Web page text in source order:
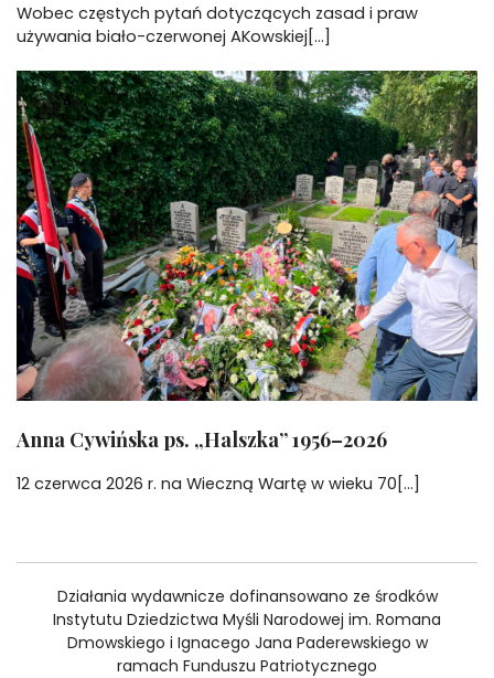
Wobec częstych pytań dotyczących zasad i praw
używania biało-czerwonej AKowskiej[...]
Anna Cywińska ps. „Halszka” 1956–2026
12 czerwca 2026 r. na Wieczną Wartę w wieku 70[...]
Działania wydawnicze dofinansowano ze środków
Instytutu Dziedzictwa Myśli Narodowej im. Romana
Dmowskiego i Ignacego Jana Paderewskiego w
ramach Funduszu Patriotycznego